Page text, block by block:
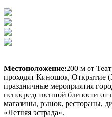
Местоположение:200 м от
проходят Киношок, Открытие
праздничные мероприятия
непосредственной близости от
магазины, рынок, рестораны,
«Летняя эстрада».